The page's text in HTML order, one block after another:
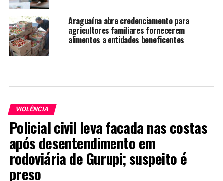
Araguaína abre credenciamento para
agricultores familiares fornecerem
alimentos a entidades beneficentes
VIOLÊNCIA
Policial civil leva facada nas costas
após desentendimento em
rodoviária de Gurupi; suspeito é
preso